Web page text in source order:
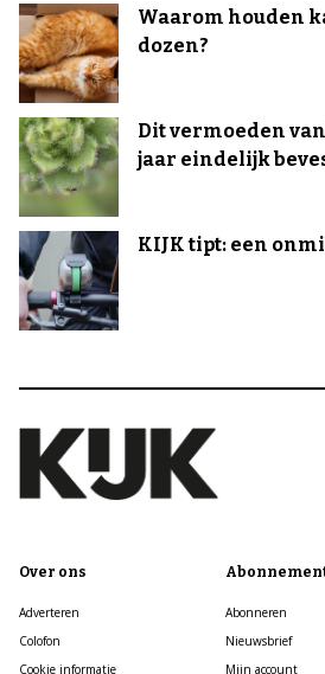
Waarom houden
dozen?
Dit vermoeden
jaar eindelijk
KIJK tipt: een
Over ons
Adverteren
Colofon
Cookie informatie
Abonneren
Nieuwsbrief
Mijn account